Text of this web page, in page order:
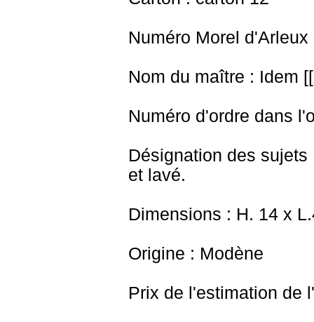
Numéro Morel d'Arleux
Nom du maître : Idem
Numéro d'ordre dans
Désignation des
et lavé.
Dimensions : H. 14 x
Origine : Modène
Prix de l'estimation de